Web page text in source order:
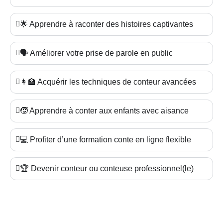
🌟 Apprendre à raconter des histoires captivantes
🗣️ Améliorer votre prise de parole en public
👩‍🏫 Acquérir les techniques de conteur avancées
🧒 Apprendre à conter aux enfants avec aisance
💻 Profiter d’une formation conte en ligne flexible
🏆 Devenir conteur ou conteuse professionnel(le)